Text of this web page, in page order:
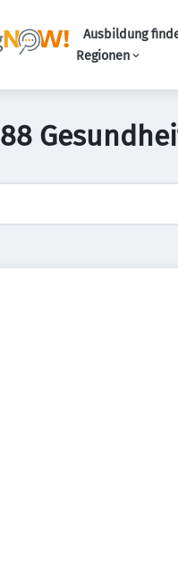
Ausbildung
Regionen
88